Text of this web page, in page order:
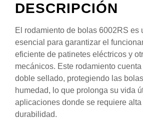
DESCRIPCIÓN
El rodamiento de bolas 6002RS es
esencial para garantizar el
eficiente de patinetes eléctricos y
mecánicos. Este rodamiento
doble sellado, protegiendo las
humedad, lo que prolonga su vida
aplicaciones donde se requiere
durabilidad.